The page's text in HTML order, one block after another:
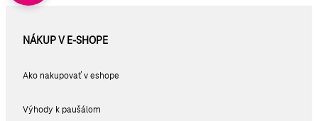
NÁKUP V E-SHOPE
Ako nakupovať v eshope
Výhody k paušálom